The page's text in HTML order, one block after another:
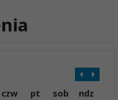
czw pt sob ndz